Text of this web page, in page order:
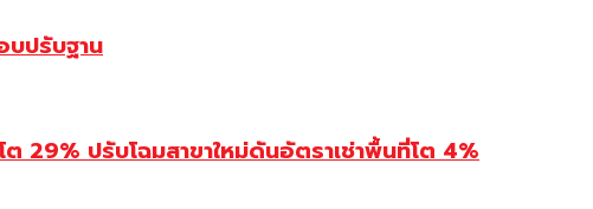
บปรับฐาน
29% ปรับโฉมสาขาใหม่ดันอัตราเช่าพื้นที่โต 4%